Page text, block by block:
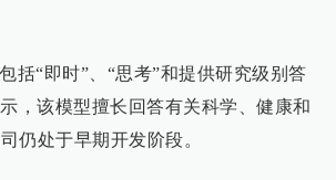
括“即时”、“思考”和提供研究级别答
，该模型擅长回答有关科学、健康和
仍处于早期开发阶段。